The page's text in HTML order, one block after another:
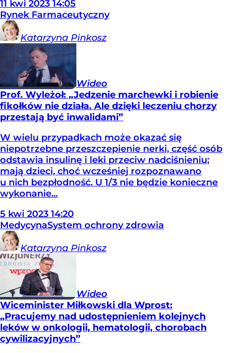
11 kwi 2023 14:05
Rynek Farmaceutyczny
Katarzyna Pinkosz
Wideo
Prof. Wyleżoł: „Jedzenie marchewki i robienie
fikołków nie działa. Ale dzięki leczeniu chorzy
przestają być inwalidami”
W wielu przypadkach może okazać się
niepotrzebne przeszczepienie nerki, część osób
odstawia insulinę i leki przeciw nadciśnieniu;
mają dzieci, choć wcześniej rozpoznawano
u nich bezpłodność. U 1/3 nie będzie konieczne
wykonanie...
5 kwi 2023 14:20
MedycynaSystem ochrony zdrowia
Katarzyna Pinkosz
Wideo
Wiceminister Miłkowski dla Wprost:
„Pracujemy nad udostępnieniem kolejnych
leków w onkologii, hematologii, chorobach
cywilizacyjnych”